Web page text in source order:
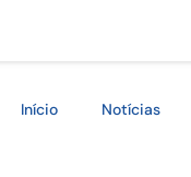
Início Notícias